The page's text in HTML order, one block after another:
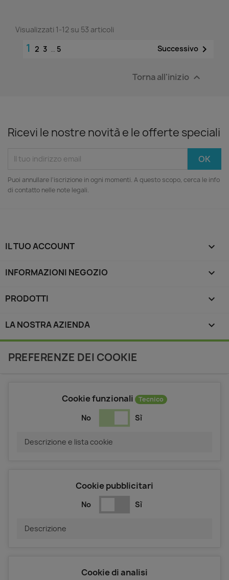
Visualizzati 1-12 su 53 articoli
1 2 3 5 Successivo 
Torna all'inizio 
Ricevi le nostre novità e le offerte speciali
Puoi annullare l'iscrizione in ogni momenti. A questo scopo, cerca le info
di contatto nelle note legali.
IL TUO ACCOUNT 
INFORMAZIONI NEGOZIO keyboard_arrow_down
PRODOTTI 
LA NOSTRA AZIENDA 
PREFERENZE DEI COOKIE
Cookie funzionali Tecnico
No Sì
Descrizione e lista cookie
Cookie pubblicitari
No Sì
Descrizione
Cookie di analisi